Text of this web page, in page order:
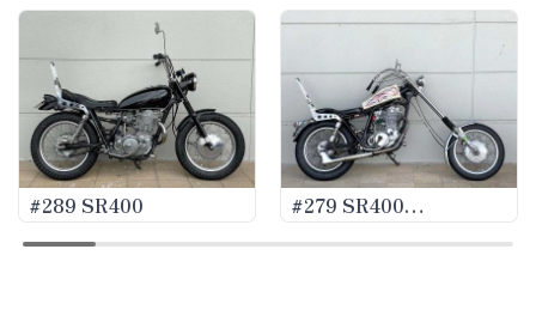
#289 SR400
#279 SR400
Triple2ree